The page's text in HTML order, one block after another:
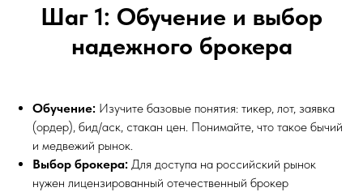
Шаг 1: Обучение и выбор
надежного брокера
Обучение: Изучите базовые понятия: тикер, лот, заявка
(ордер), бид/аск, стакан цен. Понимайте, что такое бычий
и медвежий рынок.
Выбор брокера: Для доступа на российский рынок
нужен лицензированный отечественный брокер